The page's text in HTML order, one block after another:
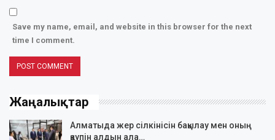
Save my name, email, and website in this browser for the next
time I comment.
Жаңалықтар
Алматыда жер сілкінісін бақылау мен оның
қаупін алдын ала…